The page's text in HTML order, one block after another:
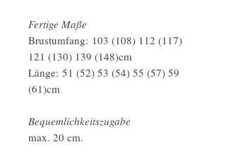
Fertige Maße
Brustumfang: 103 (108) 112 (117)
121 (130) 139 (148)cm
Länge: 51 (52) 53 (54) 55 (57) 59
(61)cm
Bequemlichkeitszugabe
max. 20 cm.